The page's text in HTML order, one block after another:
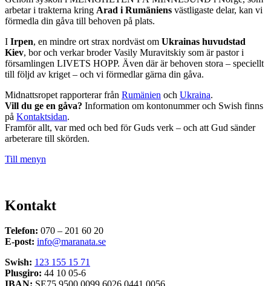
arbetar i trakterna kring Arad i Rumäniens västligaste delar, kan vi
förmedla din gåva till behoven på plats.
I Irpen, en mindre ort strax nordväst om Ukrainas huvudstad
Kiev, bor och verkar broder Vasily Muravitskiy som är pastor i
församlingen LIVETS HOPP. Även där är behoven stora – speciellt
till följd av kriget – och vi förmedlar gärna din gåva.
Midnattsropet rapporterar från Rumänien och Ukraina.
Vill du ge en gåva? Information om kontonummer och Swish finns
på Kontaktsidan.
Framför allt, var med och bed för Guds verk – och att Gud sänder
arbeterare till skörden.
Till menyn
Kontakt
Telefon: 070 – 201 60 20
E-post: info@maranata.se
Swish: 123 155 15 71
Plusgiro: 44 10 05-6